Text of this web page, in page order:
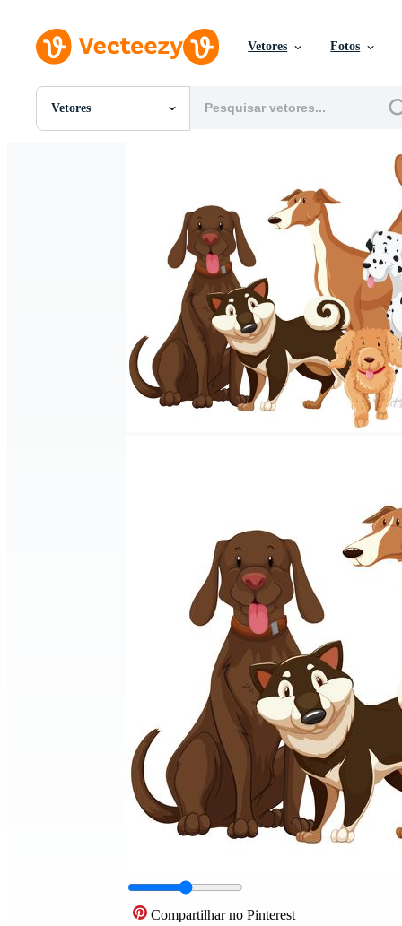
Vetores Fotos
Vetores
Todas Imagens
Compartilhar no Pinterest